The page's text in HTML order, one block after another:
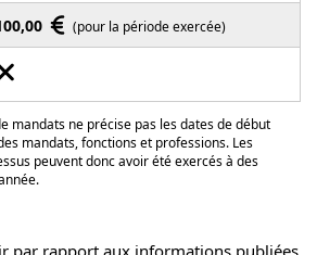
(pour la période exercée)
mandats ne précise pas les dates de début
mandats, fonctions et professions. Les
peuvent donc avoir été exercés à des
par rapport aux informations publiées